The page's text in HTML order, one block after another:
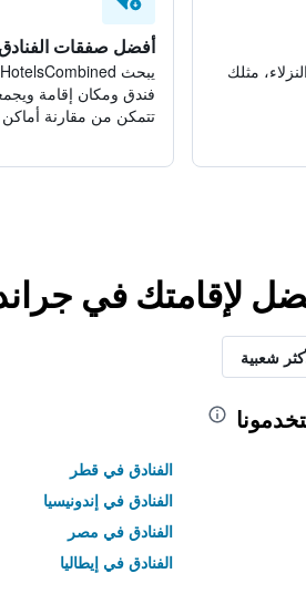
مثلك
أفضل صفقات
فندق ومكان إقامة
تتمكن من مقارنة أماكن
لإقامتك في
شعبية
الفنادق في قطر
الفنادق في إندونيسيا
الفنادق في مصر
الفنادق في إيطاليا